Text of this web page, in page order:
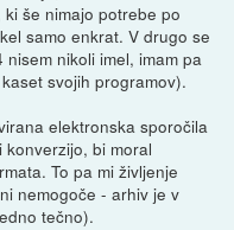
še nimajo potrebe po
samo enkrat. V drugo se
nikoli imel, imam pa
svojih programov).
elektronska sporočila
bi moral
To pa mi življenje
nemogoče - arhiv je v
tečno).